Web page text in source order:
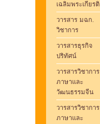
เฉลิมพระเกียรติ
วารสาร มฉก.
วิชาการ
วารสารธุรกิจ
ปริทัศน์
วารสารวิชาการ
ภาษาและ
วัฒนธรรมจีน
วารสารวิชาการ
ภาษาและ